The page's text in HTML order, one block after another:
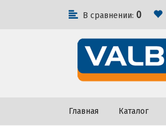
В сравнении: 0
Главная Каталог